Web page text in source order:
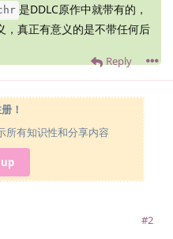
Reply
是DDLC原作中就带有的，
，真正有意义的是不带任何后
！
所有知识性和分享内容
#2